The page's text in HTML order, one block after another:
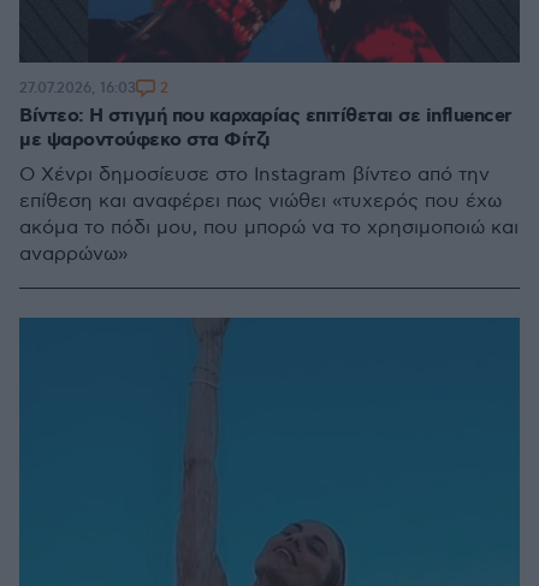
Βίντεο: Η στιγμή που καρχαρίας επιτίθεται σε influencer
με ψαροντούφεκο στα Φίτζι
Ο Χένρι δημοσίευσε στο Instagram βίντεο από την
επίθεση και αναφέρει πως νιώθει «τυχερός που έχω
ακόμα το πόδι μου, που μπορώ να το χρησιμοποιώ και
αναρρώνω»
27.07.2026, 16:03 2